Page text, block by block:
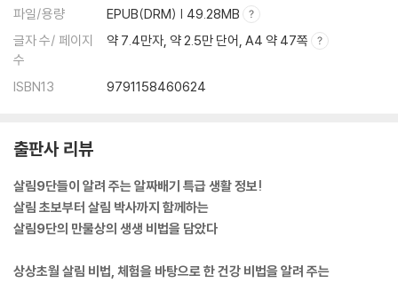
* 술 해독에는 콩나물미나리 물김치
* 주독(酒毒)에는 감피산
* 장 청소(변비)를 위한 요일별 메뉴
Chapter 4. 놀라운 자연 영양제
함초로 만드는 천연 저염 조미료 | 함초밥 만들기 | 생함초로 만드는 발효
액 | 아삭함이 일품인 함초김치
갯벌에서 자라는 함초 집에서 키우기 | 집에서 함초를 좀 더 크게 키우기
치매 잡는 두뇌 영양제, 초석잠
방하는 초석잠주
파일/용량
EPUB(DRM) | 49.28MB
글자 수/ 페이지
수
약 7.4만자, 약 2.5만 단어, A4 약 47쪽
ISBN13 9791158460624
출판사 리뷰
살림9단들이 알려 주는 알짜배기 특급 생활 정보!
살림 초보부터 살림 박사까지 함께하는
살림9단의 만물상의 생생 비법을 담았다
상상초월 살림 비법, 체험을 바탕으로 한 건강 비법을 알려 주는